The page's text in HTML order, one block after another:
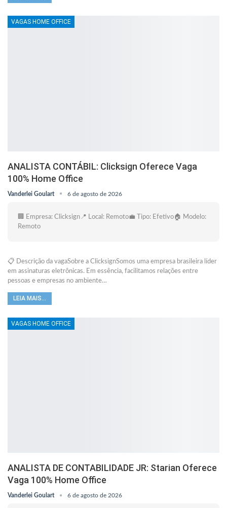
VAGAS HOME OFFICE
ANALISTA CONTÁBIL: Clicksign Oferece Vaga
100% Home Office
Vanderlei Goulart 6 de agosto de 2026
🏢 Empresa: Clicksign📍 Local: Remoto💼 Tipo: Efetivo🏠 Modelo:
Remoto
📋 Descrição da vagaSobre a ClicksignSomos uma empresa brasileira líder
em assinaturas eletrônicas. Em essência, facilitamos relações entre
pessoas e empresas no ambiente…
LEIA MAIS...
VAGAS HOME OFFICE
ANALISTA DE CONTABILIDADE JR: Starian Oferece
Vaga 100% Home Office
Vanderlei Goulart 6 de agosto de 2026